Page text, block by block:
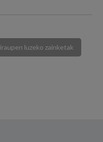
iraupen luzeko zainketak